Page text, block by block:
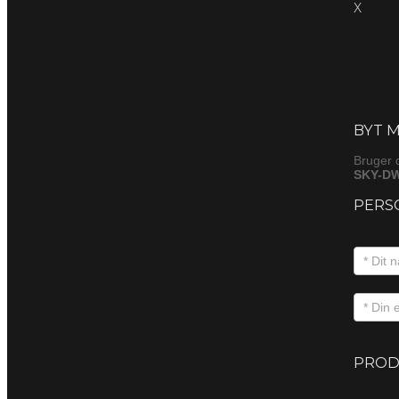
X
BYT
Bruger
SKY-